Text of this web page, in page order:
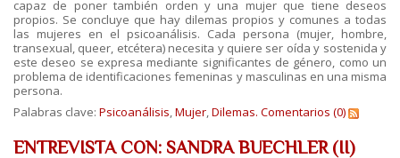
capaz de poner también orden y una mujer que tiene deseos
propios. Se concluye que hay dilemas propios y comunes a todas
las mujeres en el psicoanálisis. Cada persona (mujer, hombre,
transexual, queer, etcétera) necesita y quiere ser oída y sostenida y
este deseo se expresa mediante significantes de género, como un
problema de identificaciones femeninas y masculinas en una misma
persona.
Palabras clave: Psicoanálisis,Mujer,Dilemas. Comentarios (0)
ENTREVISTA CON: SANDRA BUECHLER (II)